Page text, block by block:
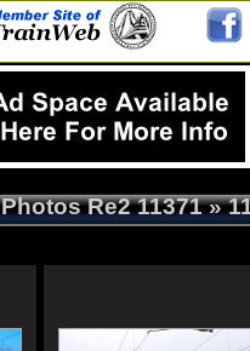
Photos Re2 11371»